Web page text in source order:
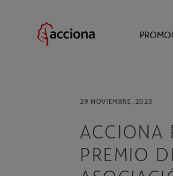
29 NOVIEMBRE, 2023
ACCIONA
PREMIO